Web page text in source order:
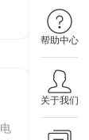
帮助中心
关于我们